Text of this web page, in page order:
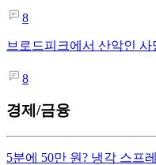
8
브로드피크에서 산악인
8
경제/금융
5분에 50만 원? 냉각 스프